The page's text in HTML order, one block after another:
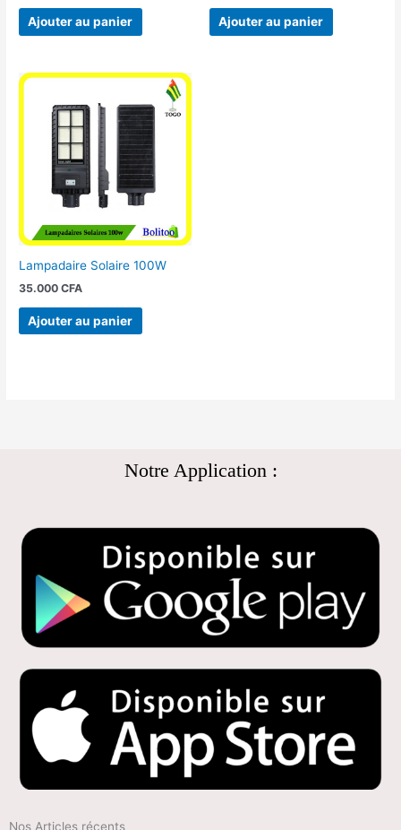
Ajouter au panier Ajouter au panier
Lampadaire Solaire 100W
35.000CFA
Ajouter au panier
Notre Application :
Nos Articles récents